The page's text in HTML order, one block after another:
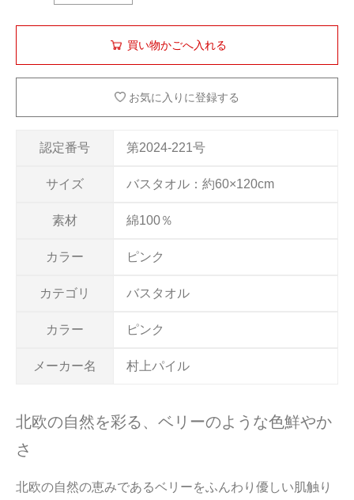
認定番号 第2024-221号
サイズ バスタオル：約60×120cm
素材 綿100％
カラー ピンク
カテゴリ バスタオル
カラー ピンク
メーカー名 村上パイル
お気に入りに登録する
北欧の自然を彩る、ベリーのような色鮮やか
さ
北欧の自然の恵みであるベリーをふんわり優しい肌触り